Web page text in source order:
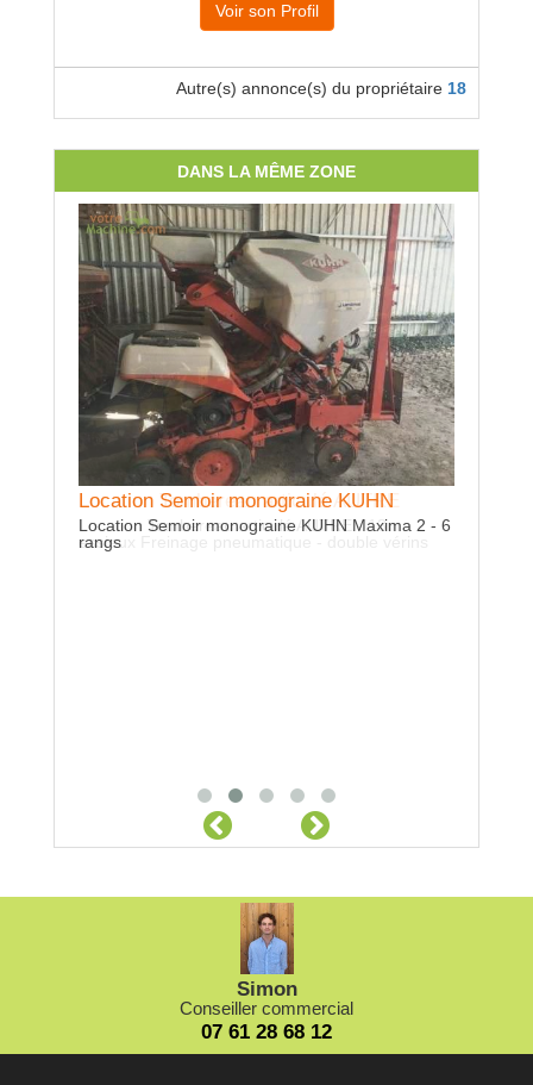
Voir son Profil
Autre(s) annonce(s) du propriétaire 18
DANS LA MÊME ZONE
Location Tombereau articulé AUTRE
Location Tombereau articulé AUTRE - 13m - 2
essieux Freinage pneumatique - double vérins
Location Semoir monograine KUHN
Location Semoir monograine KUHN Maxima 2 - 6
rangs
Simon
Conseiller commercial
07 61 28 68 12